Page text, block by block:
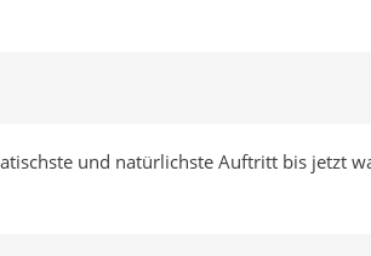
und natürlichste Auftritt bis jetzt